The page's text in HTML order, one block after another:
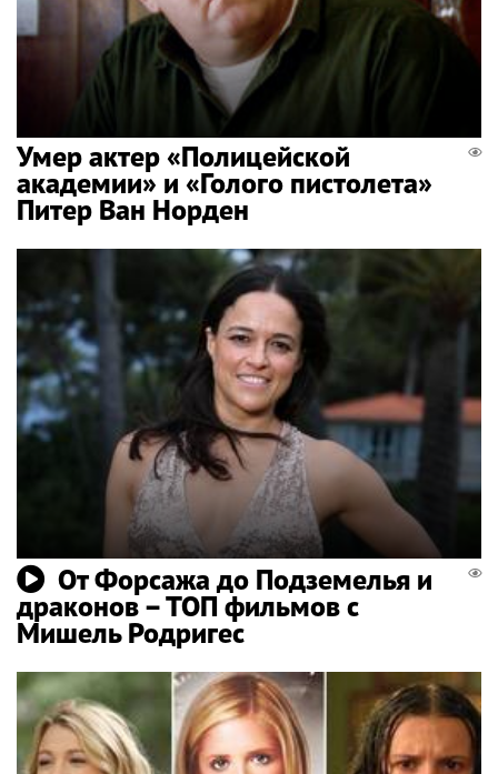
Умер актер «Полицейской
академии» и «Голого пистолета»
Питер Ван Норден
От Форсажа до Подземелья и
драконов – ТОП фильмов с
Мишель Родригес